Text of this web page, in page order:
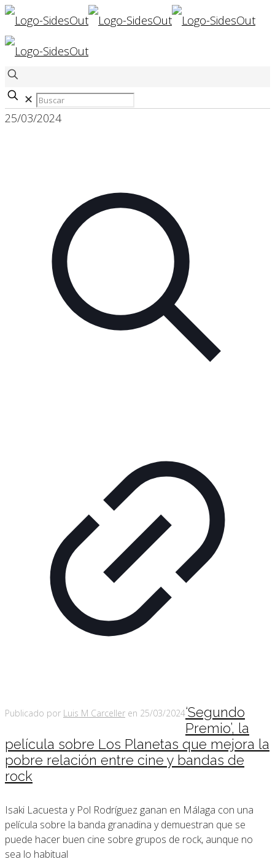
✕
25/03/2024
Publicado por Luis M Carceller en 25/03/2024‘Segundo
Premio’, la
película sobre Los Planetas que mejora la
pobre relación entre cine y bandas de
rock
Isaki Lacuesta y Pol Rodríguez ganan en Málaga con una
película sobre la banda granadina y demuestran que se
puede hacer buen cine sobre grupos de rock, aunque no
sea lo habitual